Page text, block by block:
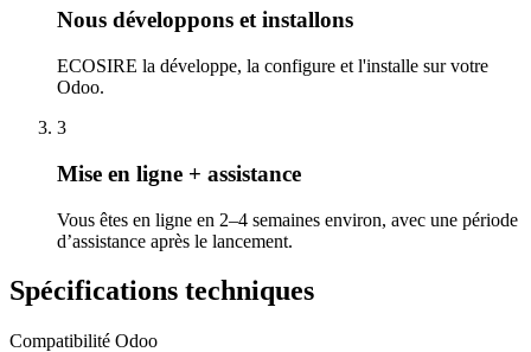
Nous développons et installons
ECOSIRE la développe, la configure et l'installe sur votre
Odoo.
3
Mise en ligne + assistance
Vous êtes en ligne en 2–4 semaines environ, avec une période
d’assistance après le lancement.
Spécifications techniques
Compatibilité Odoo